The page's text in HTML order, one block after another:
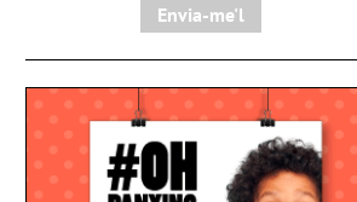
Envia-me'l